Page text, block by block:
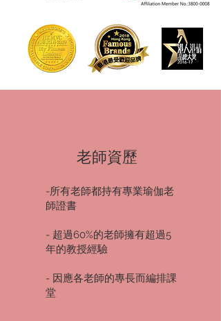
老師資歷
-所有老師都持有專業瑜伽老
師證書
- 超過60%的老師擁有超過5
年的教授經驗
- 因應各老師的專長而編排課
堂